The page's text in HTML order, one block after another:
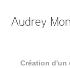
Audrey
Création